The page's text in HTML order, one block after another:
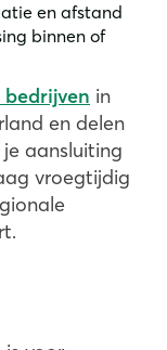
en afstand
binnen of
in
en delen
aansluiting
vroegtijdig